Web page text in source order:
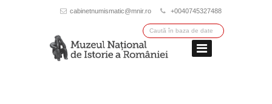
cabinetnumismatic@mnir.ro +0040745327488